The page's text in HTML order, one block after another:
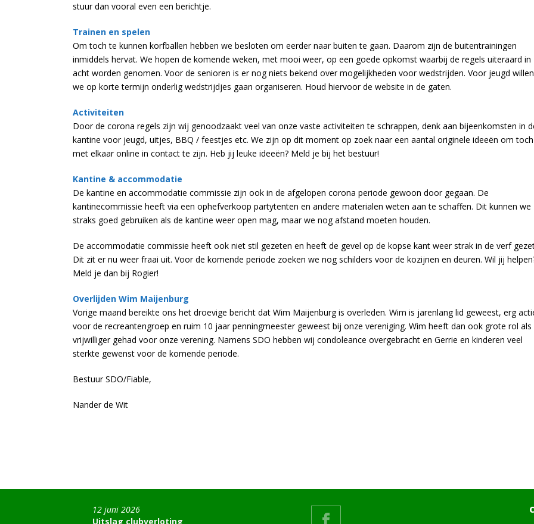
stuur dan vooral even een berichtje.
Trainen en spelen
Om toch te kunnen korfballen hebben we besloten om eerder naar buiten te gaan. Daarom zijn de buitentrainingen
inmiddels hervat. We hopen de komende weken, met mooi weer, op een goede opkomst waarbij de regels uiteraard in
acht worden genomen. Voor de senioren is er nog niets bekend over mogelijkheden voor wedstrijden. Voor jeugd willen
we op korte termijn onderlig wedstrijdjes gaan organiseren. Houd hiervoor de website in de gaten.
Activiteiten
Door de corona regels zijn wij genoodzaakt veel van onze vaste activiteiten te schrappen, denk aan bijeenkomsten in
kantine voor jeugd, uitjes, BBQ / feestjes etc. We zijn op dit moment op zoek naar een aantal originele ideeën om toch
met elkaar online in contact te zijn. Heb jij leuke ideeën? Meld je bij het bestuur!
Kantine & accommodatie
De kantine en accommodatie commissie zijn ook in de afgelopen corona periode gewoon door gegaan. De
kantinecommissie heeft via een ophefverkoop partytenten en andere materialen weten aan te schaffen. Dit kunnen we
straks goed gebruiken als de kantine weer open mag, maar we nog afstand moeten houden.
De accommodatie commissie heeft ook niet stil gezeten en heeft de gevel op de kopse kant weer strak in de verf
Dit zit er nu weer fraai uit. Voor de komende periode zoeken we nog schilders voor de kozijnen en deuren. Wil jij
Meld je dan bij Rogier!
Overlijden Wim Maijenburg
Vorige maand bereikte ons het droevige bericht dat Wim Maijenburg is overleden. Wim is jarenlang lid geweest, erg
voor de recreantengroep en ruim 10 jaar penningmeester geweest bij onze vereniging. Wim heeft dan ook grote rol als
vrijwilliger gehad voor onze verening. Namens SDO hebben wij condoleance overgebracht en Gerrie en kinderen veel
sterkte gewenst voor de komende periode.
Bestuur SDO/Fiable,
Nander de Wit
Uitslag clubverloting
12 juni 2026